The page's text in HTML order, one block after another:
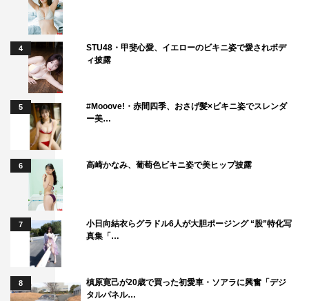
4
STU48・甲斐心愛、イエローのビキニ姿で愛されボデ
ィ披露
5
#Mooove!・赤間四季、おさげ髪×ビキニ姿でスレンダ
ー美…
6 高崎かなみ、葡萄色ビキニ姿で美ヒップ披露
7
小日向結衣らグラドル6人が大胆ポージング “股”特化写
真集「…
8
槙原寛己が20歳で買った初愛車・ソアラに興奮「デジ
タルパネル…